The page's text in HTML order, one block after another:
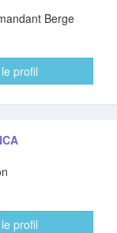
Berge
profil
profil